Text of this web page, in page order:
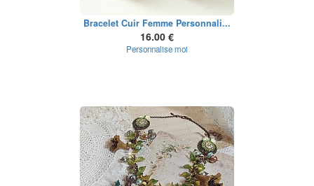
Bracelet Cuir Femme Personnali...
16.00 €
Personnalise moi